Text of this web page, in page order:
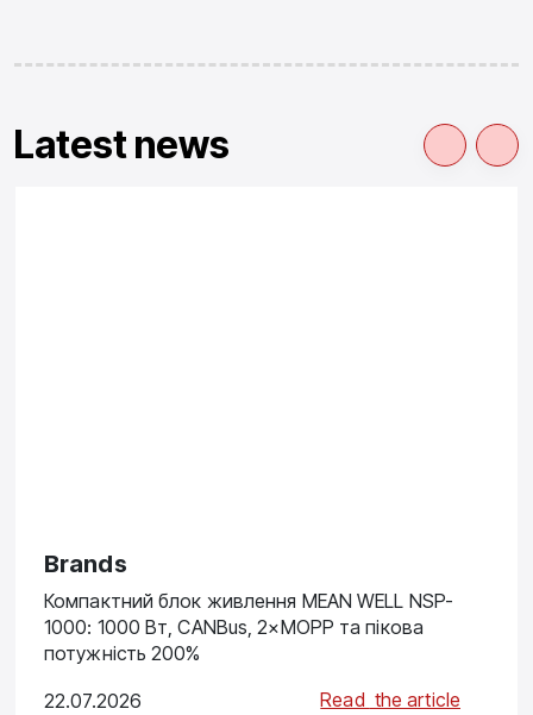
Latest news
Brands
Компактний блок живлення MEAN WELL NSP-
1000: 1000 Вт, CANBus, 2×MOPP та пікова
потужність 200%
22.07.2026 Read the article